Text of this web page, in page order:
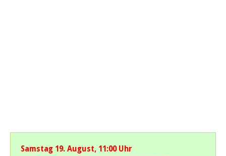
Samstag 19. August, 11:00 Uhr